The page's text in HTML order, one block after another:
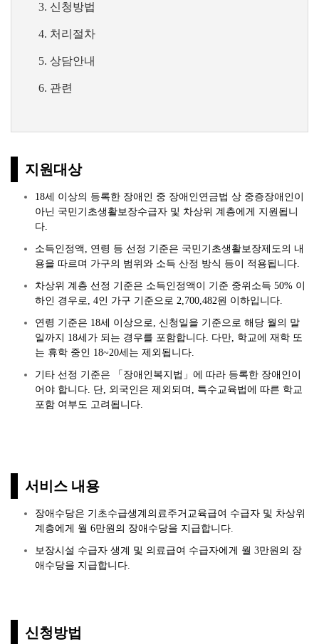
신청방법
처리절차
상담안내
관련
지원대상
18세 이상의 등록한 장애인 중 장애인연금법 상 중증장애인이
아닌 국민기초생활보장수급자 및 차상위 계층에게 지원됩니
다.
소득인정액, 연령 등 선정 기준은 국민기초생활보장제도의 내
용을 따르며 가구의 범위와 소득 산정 방식 등이 적용됩니다.
차상위 계층 선정 기준은 소득인정액이 기준 중위소득 50% 이
하인 경우로, 4인 가구 기준으로 2,700,482원 이하입니다.
연령 기준은 18세 이상으로, 신청일을 기준으로 해당 월의 말
일까지 18세가 되는 경우를 포함합니다. 다만, 학교에 재학 또
는 휴학 중인 18~20세는 제외됩니다.
기타 선정 기준은 「장애인복지법」에 따라 등록한 장애인이
어야 합니다. 단, 외국인은 제외되며, 특수교육법에 따른 학교
포함 여부도 고려됩니다.
서비스 내용
장애수당은 기초수급생계의료주거교육급여 수급자 및 차상위
계층에게 월 6만원의 장애수당을 지급합니다.
보장시설 수급자 생계 및 의료급여 수급자에게 월 3만원의 장
애수당을 지급합니다.
신청방법